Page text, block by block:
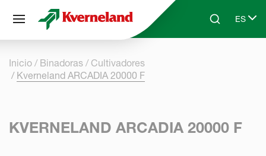
Skip to main contentSearchES
Select
Inicio Binadoras
Cultivadores
Kverneland ARCADIA 20000 F
KVERNELAND ARCADIA 20000 F
Panel de gestión de cookies